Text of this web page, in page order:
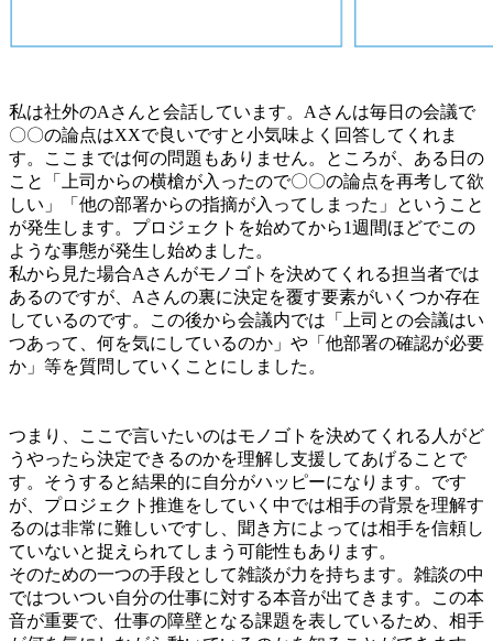
私は社外のAさんと会話しています。Aさんは毎日の会議で
〇〇の論点はXXで良いですと小気味よく回答してくれま
す。ここまでは何の問題もありません。ところが、ある日の
こと「上司からの横槍が入ったので〇〇の論点を再考して欲
しい」「他の部署からの指摘が入ってしまった」ということ
が発生します。プロジェクトを始めてから1週間ほどでこの
ような事態が発生し始めました。
私から見た場合Aさんがモノゴトを決めてくれる担当者では
あるのですが、Aさんの裏に決定を覆す要素がいくつか存在
しているのです。この後から会議内では「上司との会議はい
つあって、何を気にしているのか」や「他部署の確認が必要
か」等を質問していくことにしました。
つまり、ここで言いたいのはモノゴトを決めてくれる人がど
うやったら決定できるのかを理解し支援してあげることで
す。そうすると結果的に自分がハッピーになります。です
が、プロジェクト推進をしていく中では相手の背景を理解す
るのは非常に難しいですし、聞き方によっては相手を信頼し
ていないと捉えられてしまう可能性もあります。
そのための一つの手段として雑談が力を持ちます。雑談の中
ではついつい自分の仕事に対する本音が出てきます。この本
音が重要で、仕事の障壁となる課題を表しているため、相手